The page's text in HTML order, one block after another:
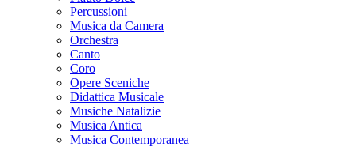
Percussioni
Musica da Camera
Orchestra
Canto
Coro
Opere Sceniche
Didattica Musicale
Musiche Natalizie
Musica Antica
Musica Contemporanea